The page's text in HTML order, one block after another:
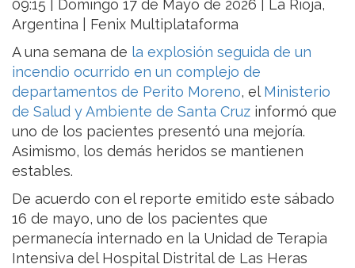
09:15 | Domingo 17 de Mayo de 2026 | La Rioja,
Argentina | Fenix Multiplataforma
A una semana de la explosión seguida de un
incendio ocurrido en un complejo de
departamentos de Perito Moreno, el Ministerio
de Salud y Ambiente de Santa Cruz informó que
uno de los pacientes presentó una mejoría.
Asimismo, los demás heridos se mantienen
estables.
De acuerdo con el reporte emitido este sábado
16 de mayo, uno de los pacientes que
permanecía internado en la Unidad de Terapia
Intensiva del Hospital Distrital de Las Heras